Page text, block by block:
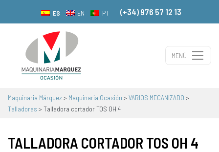
ES EN PT (+34) 976 57 12 13
Navegación principal
MENÚ
Maquinaria Márquez > Maquinaria Ocasión > VARIOS MECANIZADO >
Talladoras > Talladora cortador TOS OH 4
TALLADORA CORTADOR TOS OH 4